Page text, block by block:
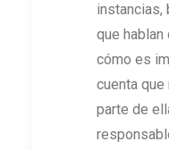
instancias,
que hablan
cómo es
cuenta
parte de